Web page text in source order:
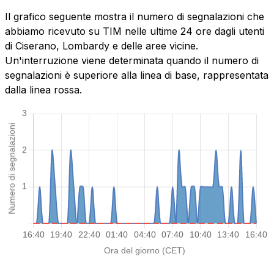
Il grafico seguente mostra il numero di segnalazioni che
abbiamo ricevuto su TIM nelle ultime 24 ore dagli utenti
di Ciserano, Lombardy e delle aree vicine.
Un'interruzione viene determinata quando il numero di
segnalazioni è superiore alla linea di base, rappresentata
dalla linea rossa.